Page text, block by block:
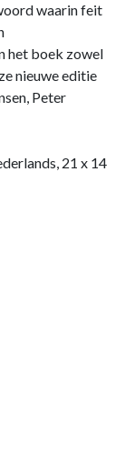
waarin feit
het boek zowel
nieuwe editie
Peter
21 x 14